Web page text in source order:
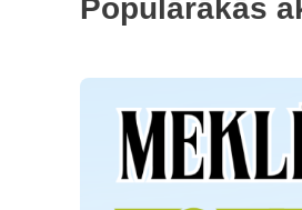
Populārākās